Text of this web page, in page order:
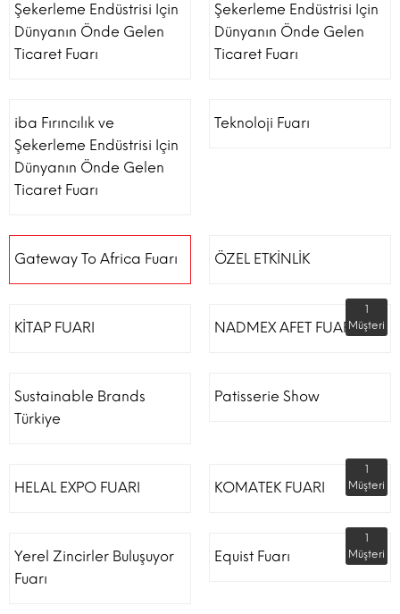
Şekerleme Endüstrisi Için
Dünyanın Önde Gelen
Ticaret Fuarı
Şekerleme Endüstrisi Için
Dünyanın Önde Gelen
Ticaret Fuarı
iba Fırıncılık ve
Şekerleme Endüstrisi Için
Dünyanın Önde Gelen
Ticaret Fuarı
Teknoloji Fuarı
Gateway To Africa Fuarı ÖZEL ETKİNLİK
KİTAP FUARI NADMEX AFET FUARI
1
Müşteri
Sustainable Brands
Türkiye
Patisserie Show
HELAL EXPO FUARI KOMATEK FUARI
1
Müşteri
Yerel Zincirler Buluşuyor
Fuarı
Equist Fuarı
1
Müşteri